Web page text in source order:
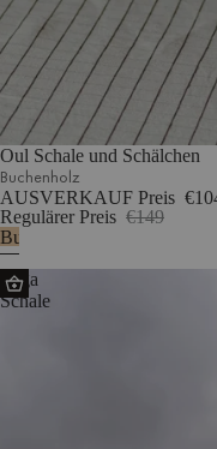
Oul Schale und Schälchen
Buchenholz
AUSVERKAUF Preis
Regulärer Preis €149
Buchenholz
Tuga
Schale